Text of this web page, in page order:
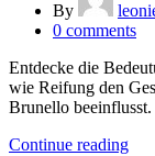
By
0 comments
Entdecke die
wie Reifung den
Brunello beeinflusst.
Continue reading